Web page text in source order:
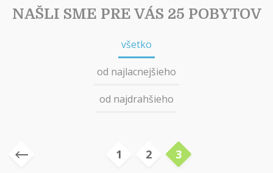
NAŠLI SME PRE VÁS 25 POBYTOV
všetko
od najlacnejšieho
od najdrahšieho
1 2 3